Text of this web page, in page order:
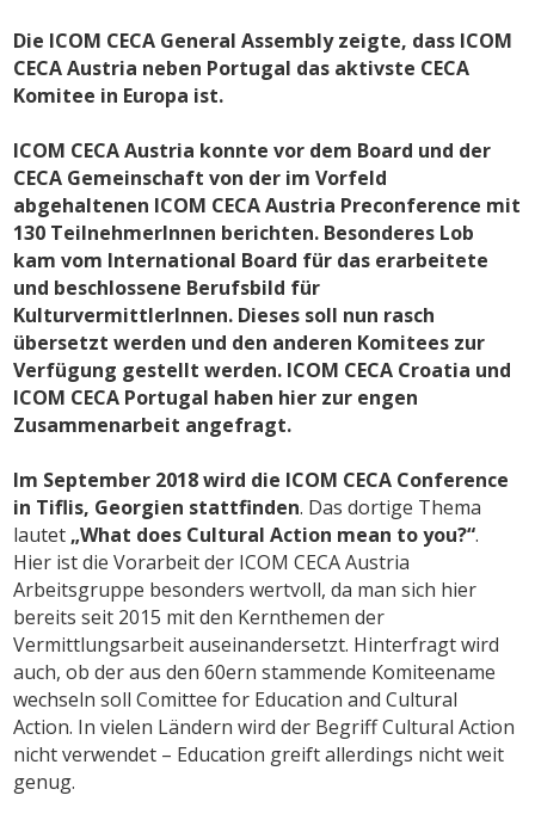
Die ICOM CECA General Assembly zeigte, dass ICOM
CECA Austria neben Portugal das aktivste CECA
Komitee in Europa ist.
ICOM CECA Austria konnte vor dem Board und der
CECA Gemeinschaft von der im Vorfeld
abgehaltenen ICOM CECA Austria Preconference mit
130 TeilnehmerInnen berichten. Besonderes Lob
kam vom International Board für das erarbeitete
und beschlossene Berufsbild für
KulturvermittlerInnen. Dieses soll nun rasch
übersetzt werden und den anderen Komitees zur
Verfügung gestellt werden. ICOM CECA Croatia und
ICOM CECA Portugal haben hier zur engen
Zusammenarbeit angefragt.
Im September 2018 wird die ICOM CECA Conference
in Tiflis, Georgien stattfinden. Das dortige Thema
lautet „What does Cultural Action mean to you?“.
Hier ist die Vorarbeit der ICOM CECA Austria
Arbeitsgruppe besonders wertvoll, da man sich hier
bereits seit 2015 mit den Kernthemen der
Vermittlungsarbeit auseinandersetzt. Hinterfragt wird
auch, ob der aus den 60ern stammende Komiteename
wechseln soll Comittee for Education and Cultural
Action. In vielen Ländern wird der Begriff Cultural Action
nicht verwendet – Education greift allerdings nicht weit
genug.